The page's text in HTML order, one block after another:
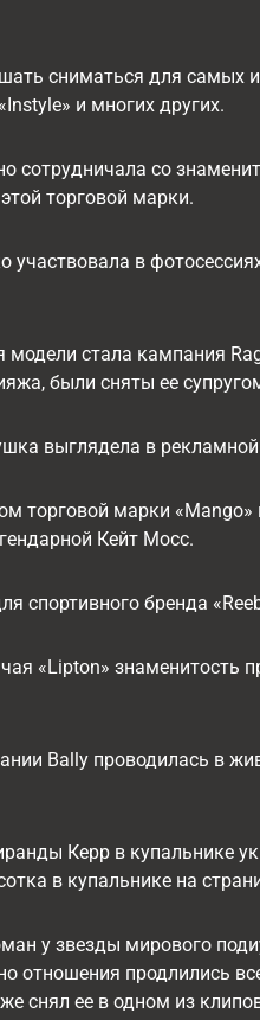
сниматься для самых
и многих других.
сотрудничала со
торговой марки.
участвовала в
стала кампания
были сняты ее
выглядела в
торговой марки
Кейт Мосс.
спортивного бренда
«Lipton» знаменитость
Bally проводилась в
Керр в купальнике
в купальнике на
у звезды мирового
отношения продлились
снял ее в одном из